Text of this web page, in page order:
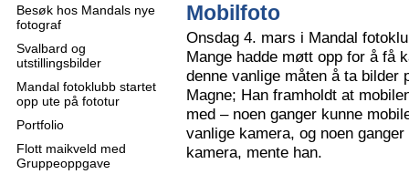
Besøk hos Mandals nye
fotograf
Svalbard og
utstillingsbilder
Mandal fotoklubb startet
opp ute på fototur
Portfolio
Flott maikveld med
Gruppeoppgave
Mobilfoto
Onsdag 4. mars i Mandal
Mange hadde møtt opp for å få
denne vanlige måten å ta bilder
Magne; Han framholdt at
med – noen ganger kunne
vanlige kamera, og noen
kamera, mente han.